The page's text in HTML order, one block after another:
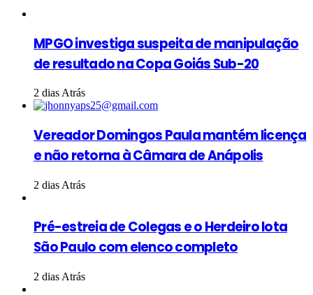
MPGO investiga suspeita de manipulação
de resultado na Copa Goiás Sub-20
2 dias Atrás
Vereador Domingos Paula mantém licença
e não retorna à Câmara de Anápolis
2 dias Atrás
Pré-estreia de Colegas e o Herdeiro lota
São Paulo com elenco completo
2 dias Atrás